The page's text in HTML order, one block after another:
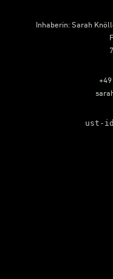
Inhaberin: Sarah
ust-